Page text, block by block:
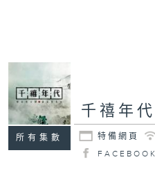
所有集數
千禧年代
特備網頁
FACEBOOK